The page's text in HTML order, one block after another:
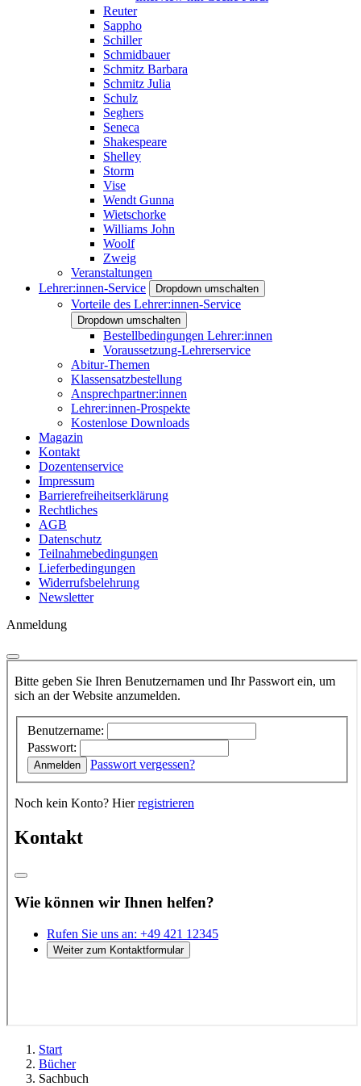
Reuter
Sappho
Schiller
Schmidbauer
Schmitz Barbara
Schmitz Julia
Schulz
Seghers
Seneca
Shakespeare
Shelley
Storm
Vise
Wendt Gunna
Wietschorke
Williams John
Woolf
Zweig
Veranstaltungen
Lehrer:innen-Service
Dropdown umschalten
Vorteile des Lehrer:innen-Service
Dropdown umschalten
Bestellbedingungen Lehrer:innen
Voraussetzung-Lehrerservice
Abitur-Themen
Klassensatzbestellung
Ansprechpartner:innen
Lehrer:innen-Prospekte
Kostenlose Downloads
Magazin
Kontakt
Dozentenservice
Impressum
Barrierefreiheitserklärung
Rechtliches
AGB
Datenschutz
Teilnahmebedingungen
Lieferbedingungen
Widerrufsbelehrung
Newsletter
Anmeldung
Start
Bücher
Sachbuch